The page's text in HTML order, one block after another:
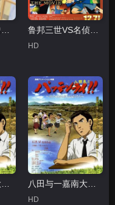
夏目友人帐：曾几何时下雪之日 鲁邦三世VS名侦探柯南 剧场版
HD
八田与一嘉南大圳之父
HD